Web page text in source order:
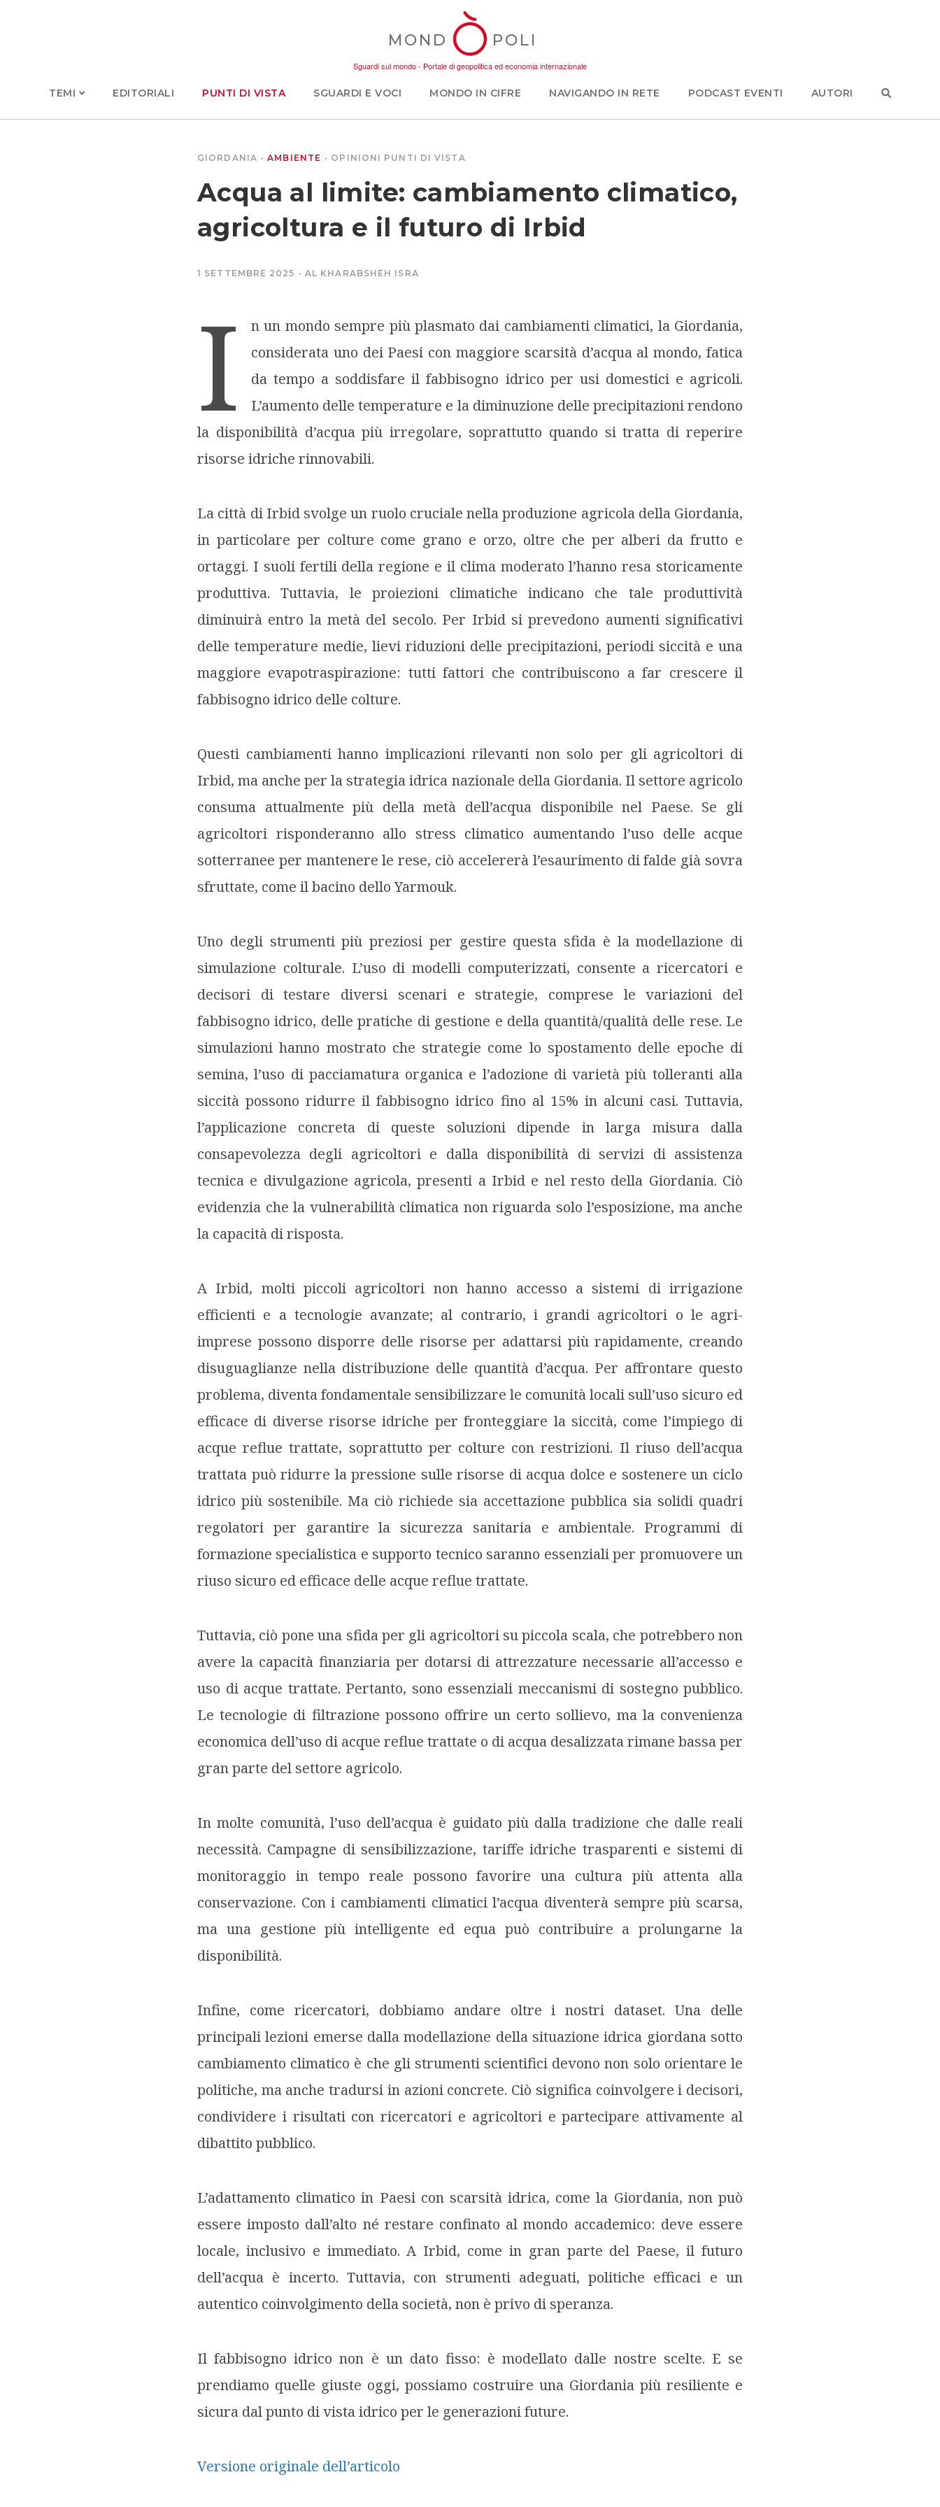
MOND POLI
Sguardi sul mondo - Portale di geopolitica ed economia internazionale
TEMI EDITORIALI PUNTI DI VISTA SGUARDI E VOCI MONDO IN CIFRE NAVIGANDO IN RETE PODCAST EVENTI AUTORI
GIORDANIA AMBIENTE OPINIONI PUNTI DI VISTA
Acqua al limite: cambiamento climatico,
agricoltura e il futuro di Irbid
1 SETTEMBRE 2025 AL KHARABSHEH ISRA
I
n un mondo sempre più plasmato dai cambiamenti climatici, la Giordania,
considerata uno dei Paesi con maggiore scarsità d’acqua al mondo, fatica
da tempo a soddisfare il fabbisogno idrico per usi domestici e agricoli.
L’aumento delle temperature e la diminuzione delle precipitazioni rendono
la disponibilità d’acqua più irregolare, soprattutto quando si tratta di reperire
risorse idriche rinnovabili.
La città di Irbid svolge un ruolo cruciale nella produzione agricola della Giordania,
in particolare per colture come grano e orzo, oltre che per alberi da frutto e
ortaggi. I suoli fertili della regione e il clima moderato l’hanno resa storicamente
produttiva. Tuttavia, le proiezioni climatiche indicano che tale produttività
diminuirà entro la metà del secolo. Per Irbid si prevedono aumenti significativi
delle temperature medie, lievi riduzioni delle precipitazioni, periodi siccità e una
maggiore evapotraspirazione: tutti fattori che contribuiscono a far crescere il
fabbisogno idrico delle colture.
Questi cambiamenti hanno implicazioni rilevanti non solo per gli agricoltori di
Irbid, ma anche per la strategia idrica nazionale della Giordania. Il settore agricolo
consuma attualmente più della metà dell’acqua disponibile nel Paese. Se gli
agricoltori risponderanno allo stress climatico aumentando l’uso delle acque
sotterranee per mantenere le rese, ciò accelererà l’esaurimento di falde già sovra
sfruttate, come il bacino dello Yarmouk.
Uno degli strumenti più preziosi per gestire questa sfida è la modellazione di
simulazione colturale. L’uso di modelli computerizzati, consente a ricercatori e
decisori di testare diversi scenari e strategie, comprese le variazioni del
fabbisogno idrico, delle pratiche di gestione e della quantità/qualità delle rese. Le
simulazioni hanno mostrato che strategie come lo spostamento delle epoche di
semina, l’uso di pacciamatura organica e l’adozione di varietà più tolleranti alla
siccità possono ridurre il fabbisogno idrico fino al 15% in alcuni casi. Tuttavia,
l’applicazione concreta di queste soluzioni dipende in larga misura dalla
consapevolezza degli agricoltori e dalla disponibilità di servizi di assistenza
tecnica e divulgazione agricola, presenti a Irbid e nel resto della Giordania. Ciò
evidenzia che la vulnerabilità climatica non riguarda solo l’esposizione, ma anche
la capacità di risposta.
A Irbid, molti piccoli agricoltori non hanno accesso a sistemi di irrigazione
efficienti e a tecnologie avanzate; al contrario, i grandi agricoltori o le agri-
imprese possono disporre delle risorse per adattarsi più rapidamente, creando
disuguaglianze nella distribuzione delle quantità d’acqua. Per affrontare questo
problema, diventa fondamentale sensibilizzare le comunità locali sull’uso sicuro ed
efficace di diverse risorse idriche per fronteggiare la siccità, come l’impiego di
acque reflue trattate, soprattutto per colture con restrizioni. Il riuso dell’acqua
trattata può ridurre la pressione sulle risorse di acqua dolce e sostenere un ciclo
idrico più sostenibile. Ma ciò richiede sia accettazione pubblica sia solidi quadri
regolatori per garantire la sicurezza sanitaria e ambientale. Programmi di
formazione specialistica e supporto tecnico saranno essenziali per promuovere un
riuso sicuro ed efficace delle acque reflue trattate.
Tuttavia, ciò pone una sfida per gli agricoltori su piccola scala, che potrebbero non
avere la capacità finanziaria per dotarsi di attrezzature necessarie all’accesso e
uso di acque trattate. Pertanto, sono essenziali meccanismi di sostegno pubblico.
Le tecnologie di filtrazione possono offrire un certo sollievo, ma la convenienza
economica dell’uso di acque reflue trattate o di acqua desalizzata rimane bassa per
gran parte del settore agricolo.
In molte comunità, l’uso dell’acqua è guidato più dalla tradizione che dalle reali
necessità. Campagne di sensibilizzazione, tariffe idriche trasparenti e sistemi di
monitoraggio in tempo reale possono favorire una cultura più attenta alla
conservazione. Con i cambiamenti climatici l’acqua diventerà sempre più scarsa,
ma una gestione più intelligente ed equa può contribuire a prolungarne la
disponibilità.
Infine, come ricercatori, dobbiamo andare oltre i nostri dataset. Una delle
principali lezioni emerse dalla modellazione della situazione idrica giordana sotto
cambiamento climatico è che gli strumenti scientifici devono non solo orientare le
politiche, ma anche tradursi in azioni concrete. Ciò significa coinvolgere i decisori,
condividere i risultati con ricercatori e agricoltori e partecipare attivamente al
dibattito pubblico.
L’adattamento climatico in Paesi con scarsità idrica, come la Giordania, non può
essere imposto dall’alto né restare confinato al mondo accademico: deve essere
locale, inclusivo e immediato. A Irbid, come in gran parte del Paese, il futuro
dell’acqua è incerto. Tuttavia, con strumenti adeguati, politiche efficaci e un
autentico coinvolgimento della società, non è privo di speranza.
Il fabbisogno idrico non è un dato fisso: è modellato dalle nostre scelte. E se
prendiamo quelle giuste oggi, possiamo costruire una Giordania più resiliente e
sicura dal punto di vista idrico per le generazioni future.
Versione originale dell’articolo